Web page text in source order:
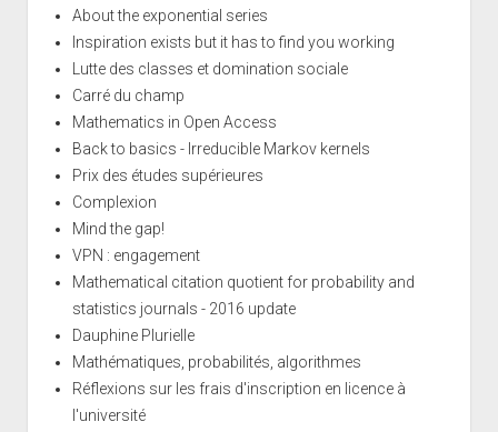
About the exponential series
Inspiration exists but it has to find you working
Lutte des classes et domination sociale
Carré du champ
Mathematics in Open Access
Back to basics - Irreducible Markov kernels
Prix des études supérieures
Complexion
Mind the gap!
VPN : engagement
Mathematical citation quotient for probability and
statistics journals - 2016 update
Dauphine Plurielle
Mathématiques, probabilités, algorithmes
Réflexions sur les frais d'inscription en licence à
l'université